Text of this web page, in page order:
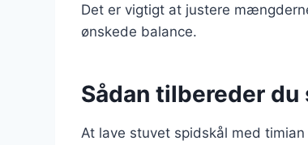
Det er vigtigt at justere
ønskede balance.
Sådan tilbereder
At lave stuvet spidskål med